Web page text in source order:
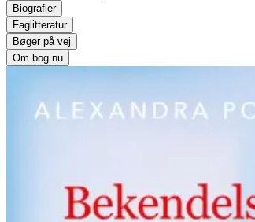
Biografier
Faglitteratur
Bøger på vej
Om bog.nu